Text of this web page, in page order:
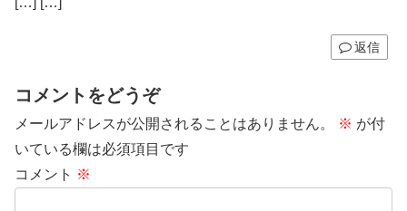
返信
コメントをどうぞ
メールアドレスが公開されることはありません。 ※ が付
いている欄は必須項目です
コメント ※